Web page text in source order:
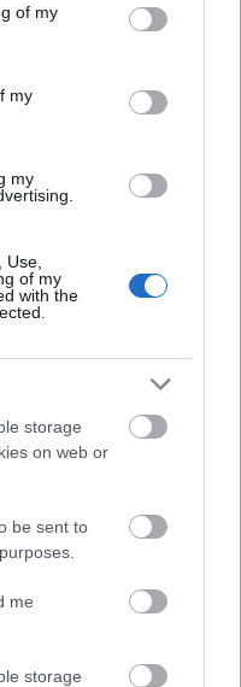
You may click to
its third-party tags to
in below Google
of my
my
my
of my
with the
storage
on web or
be sent to
me
storage